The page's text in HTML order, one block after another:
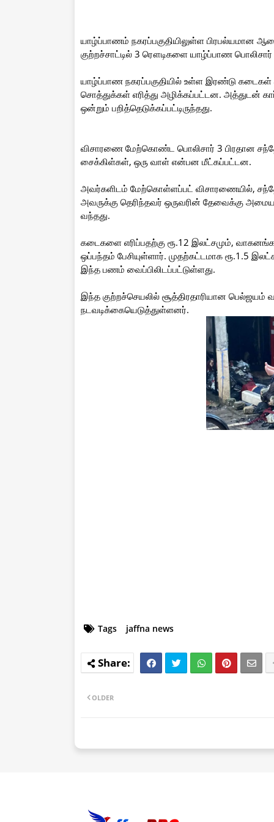
யாழ்ப்பாணம் நகரப்பகுதியிலுள்ள பிரபல்யமான
குற்றச்சாட்டில் 3 ரௌடிகளை யாழ்ப்பாண
யாழ்ப்பாண நகரப்பகுதியில் உள்ள இரண்டு
சொத்துக்கள் எரித்து அழிக்கப்பட்டன. அத்துடன்
ஒன்றும் பறித்தெடுக்கப்பட்டிருந்தது.
விசாரணை மேற்கொண்ட பொலிசார் 3 பிரதான
சைக்கிள்கள், ஒரு வாள் என்பன மீட்கப்பட்டன.
அவர்களிடம் மேற்கொள்ளப்பட் விசாரணையில்,
அவருக்கு தெரிந்தவர் ஒருவரின் தேவைக்கு
வந்தது.
கடைகளை எரிப்பதற்கு ரூ.12 இலட்சமும்,
ஒப்பந்தம் பேசியுள்ளார். முதற்கட்டமாக ரூ.1.5
இந்த பணம் வைப்பிலிடப்பட்டுள்ளது.
இந்த குற்றச்செயலில் சூத்திரதாரியான
நடவடிக்கையெடுத்துள்ளனர்.
Tags jaffna news
OLDER